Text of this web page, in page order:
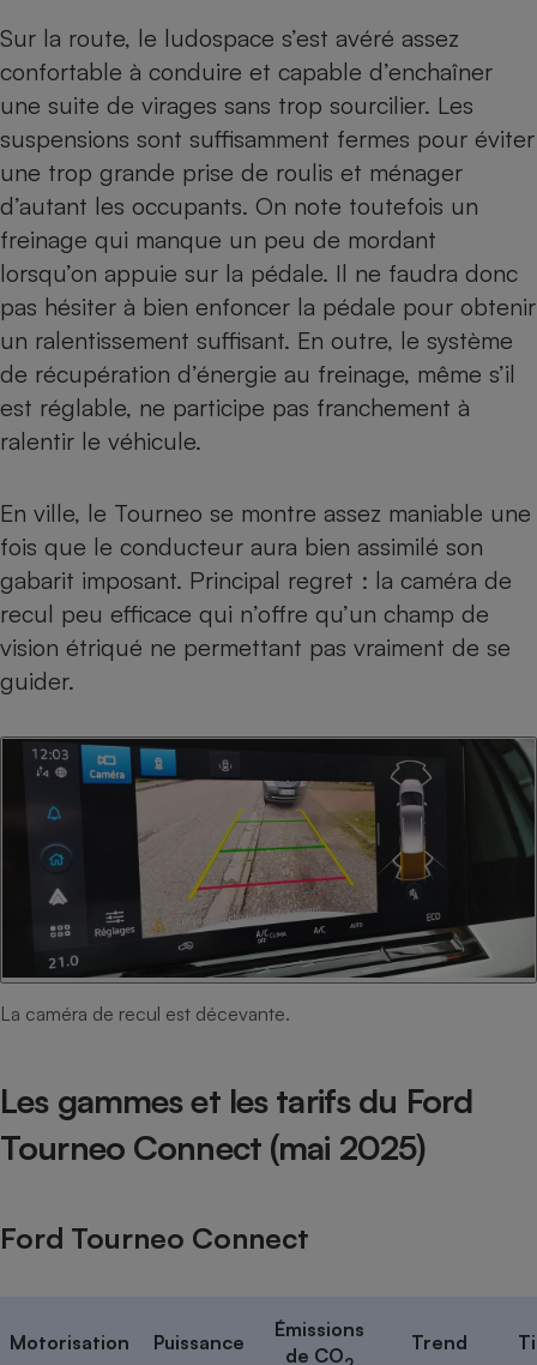
Sur la route, le ludospace s’est avéré assez
confortable à conduire et capable d’enchaîner
une suite de virages sans trop sourcilier. Les
suspensions sont suffisamment fermes pour éviter
une trop grande prise de roulis et ménager
d’autant les occupants. On note toutefois un
freinage qui manque un peu de mordant
lorsqu’on appuie sur la pédale. Il ne faudra donc
pas hésiter à bien enfoncer la pédale pour obtenir
un ralentissement suffisant. En outre, le système
de récupération d’énergie au freinage, même s’il
est réglable, ne participe pas franchement à
ralentir le véhicule.
En ville, le Tourneo se montre assez maniable une
fois que le conducteur aura bien assimilé son
gabarit imposant. Principal regret : la caméra de
recul peu efficace qui n’offre qu’un champ de
vision étriqué ne permettant pas vraiment de se
guider.
La caméra de recul est décevante.
Les gammes et les tarifs du Ford
Tourneo Connect (mai 2025)
Ford Tourneo Connect
Motorisation Puissance
Émissions
de CO
Trend